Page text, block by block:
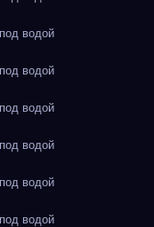
водой
водой
водой
водой
водой
водой